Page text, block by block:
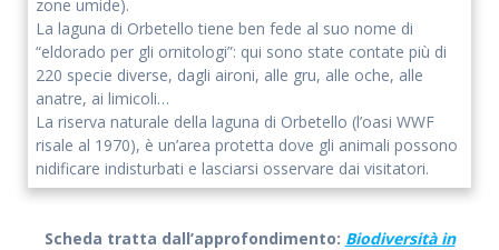
zone umide).
La laguna di Orbetello tiene ben fede al suo nome di
“eldorado per gli ornitologi”: qui sono state contate più di
220 specie diverse, dagli aironi, alle gru, alle oche, alle
anatre, ai limicoli…
La riserva naturale della laguna di Orbetello (l’oasi WWF
risale al 1970), è un’area protetta dove gli animali possono
nidificare indisturbati e lasciarsi osservare dai visitatori.
Scheda tratta dall’approfondimento: Biodiversità in